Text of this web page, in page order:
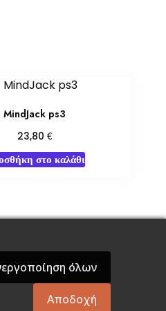
MindJack ps3
23,80 €
στο καλάθι
Σε Προσφορά
όλων
Αποδοχή